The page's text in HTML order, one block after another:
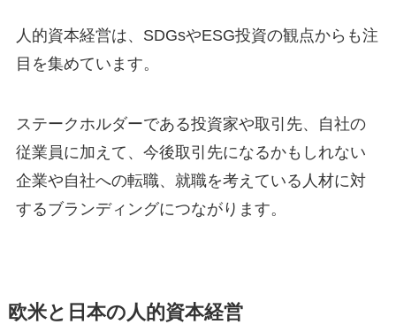
人的資本経営は、SDGsやESG投資の観点からも注
目を集めています。
ステークホルダーである投資家や取引先、自社の
従業員に加えて、今後取引先になるかもしれない
企業や自社への転職、就職を考えている人材に対
するブランディングにつながります。
欧米と日本の人的資本経営